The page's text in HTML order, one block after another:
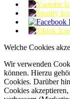
Welche Cookies
Wir verwenden
können. Hierzu
Cookies. Darüber
Cookies